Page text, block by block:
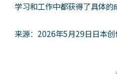
学习和工作中都获得了具体的
来源：2026年5月29日日本创